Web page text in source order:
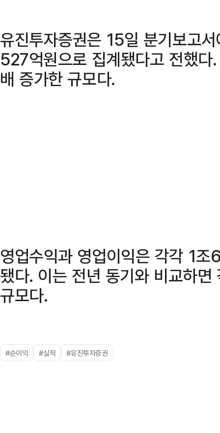
유진투자증권은 15일 분기보고
527억원으로 집계됐다고 전했
배 증가한 규모다.
영업수익과 영업이익은 각각 1
됐다. 이는 전년 동기와 비교하
규모다.
#순이익 #실적 #유진투자증권